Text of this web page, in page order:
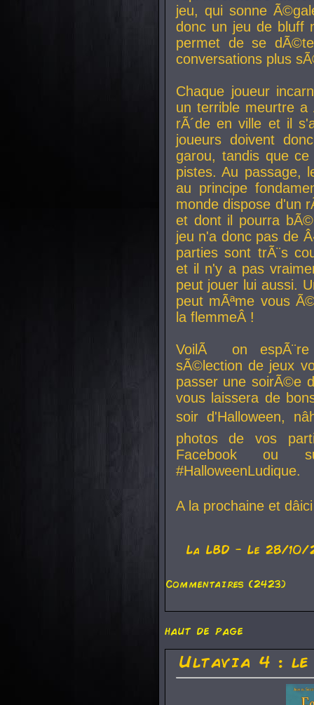
jeu, qui sonne
donc un jeu de bluff
permet de se
conversations plus
Chaque joueur
un terrible meurtre
rÃ´de en ville et il
joueurs doivent
garou, tandis que
pistes. Au passage,
au principe
monde dispose d'un
et dont il pourra
jeu n'a donc pas de
parties sont trÃ¨s
et il n'y a pas
peut jouer lui aussi.
peut mÃªme vous
la flemmeÂ !
VoilÃ on
sÃ©lection de jeux
passer une soirÃ©e
vous laissera de
soir d'Halloween,
photos de vos
Facebook ou
#HalloweenLudique.
A la prochaine et
La LBD - Le 28/10/
Commentaires (2423)
haut de page
Ultavia 4 :